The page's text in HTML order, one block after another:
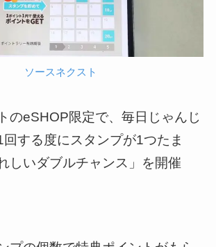
ソースネクスト
のeSHOP限定で、毎日じゃんじ
する度にスタンプが1つたま
しいダブルチャンス」を開催